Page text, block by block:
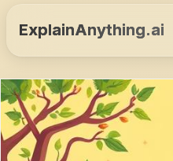
ExplainAnything.ai